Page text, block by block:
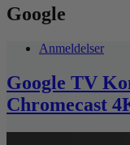
Google
Anmeldelser
Google TV
Chromecast